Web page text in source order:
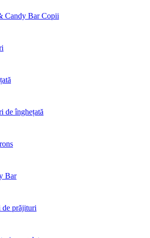
Candy Bar Copii
de înghețată
Bar
de prăjituri